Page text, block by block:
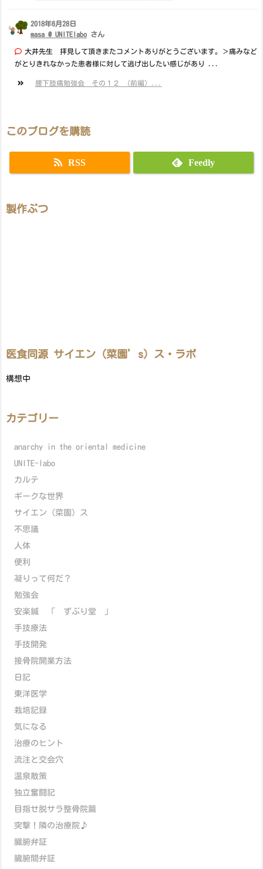
2018年6月28日
masa @ UNITElabo さん
大井先生 拝見して頂きまたコメントありがとうございます。＞痛みなど
がとりきれなかった患者様に対して逃げ出したい感じがあり ...
腰下肢痛勉強会 その１２ （前編）...
このブログを購読
RSS Feedly
製作ぶつ
医食同源 サイエン（菜園’s）ス・ラボ
構想中
カテゴリー
anarchy in the oriental medicine
UNITE-labo
カルテ
ギークな世界
サイエン（菜園）ス
不思議
人体
便利
凝りって何だ？
勉強会
安楽鍼 「 ずぶり堂 」
手技療法
手技開発
接骨院開業方法
日記
東洋医学
栽培記録
気になる
治療のヒント
流注と交会穴
温泉散策
独立奮闘記
目指せ脱サラ整骨院篇
突撃！隣の治療院♪
臓腑弁証
臓腑間弁証